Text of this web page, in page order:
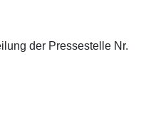
der Pressestelle Nr.